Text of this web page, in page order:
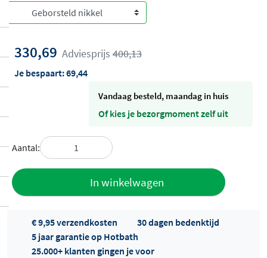
330,69 Adviesprijs 400,13
Je bespaart:69,44
vandaag besteld, maandag in huis
Of kies je bezorgmoment zelf uit
Aantal:
In winkelwagen
€ 9,95 verzendkosten
30 dagen bedenktijd
5 jaar garantie op Hotbath
25.000+ klanten gingen je voor